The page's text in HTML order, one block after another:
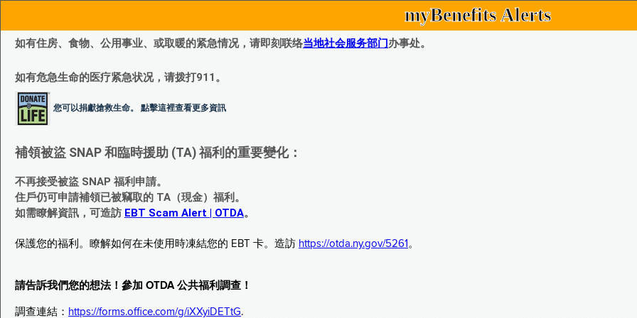
myBenefits Alerts
如有住房、食物、公用事业、或取暖的紧急情况，请即刻联络当地社会服务部门办事处。
如有危急生命的医疗紧急状况，请拨打911。
您可以捐獻搶救生命。 點擊這裡查看更多資訊
補領被盜 SNAP 和臨時援助 (TA) 福利的重要變化：
不再接受被盜 SNAP 福利申請。
住戶仍可申請補領已被竊取的 TA（現金）福利。
如需瞭解資訊，可造訪 EBT Scam Alert | OTDA。
保護您的福利。瞭解如何在未使用時凍結您的 EBT 卡。造訪 https://otda.ny.gov/5261 。
請告訴我們您的想法！參加 OTDA 公共福利調查！
調查連結： https://forms.office.com/g/iXXyiDETtG.